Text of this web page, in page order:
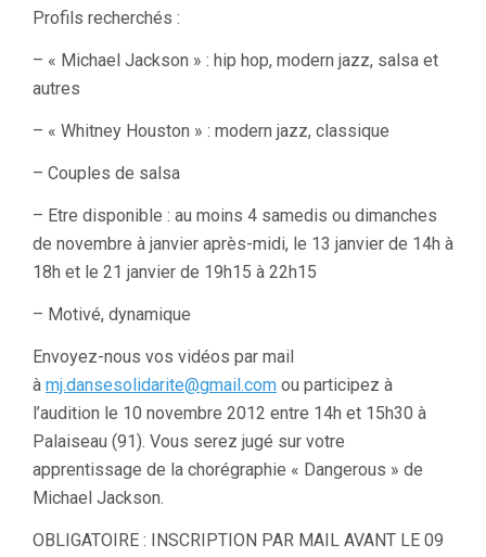
Profils recherchés :
– « Michael Jackson » : hip hop, modern jazz, salsa et
autres
– « Whitney Houston » : modern jazz, classique
– Couples de salsa
– Etre disponible : au moins 4 samedis ou dimanches
de novembre à janvier après-midi, le 13 janvier de 14h à
18h et le 21 janvier de 19h15 à 22h15
– Motivé, dynamique
Envoyez-nous vos vidéos par mail
à mj.dansesolidarite@gmail.com ou participez à
l’audition le 10 novembre 2012 entre 14h et 15h30 à
Palaiseau (91). Vous serez jugé sur votre
apprentissage de la chorégraphie « Dangerous » de
Michael Jackson.
OBLIGATOIRE : INSCRIPTION PAR MAIL AVANT LE 09